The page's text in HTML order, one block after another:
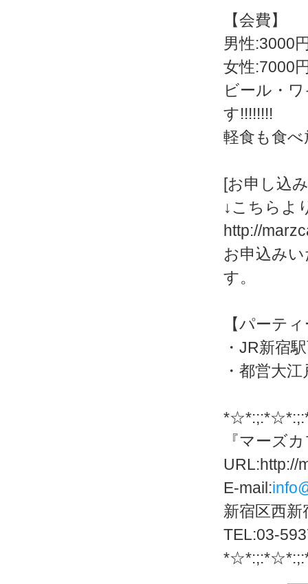
【会費】
男性:3000
女性:7000
ビール・
す!!!!!!!!
軽食も食べ
[お申し込
↓こちらよ
http://
お申込み
す。
【パーテ
・JR新宿
・都営大
『マーズ
URL:http://
E-mail:
新宿区西
TEL:03-